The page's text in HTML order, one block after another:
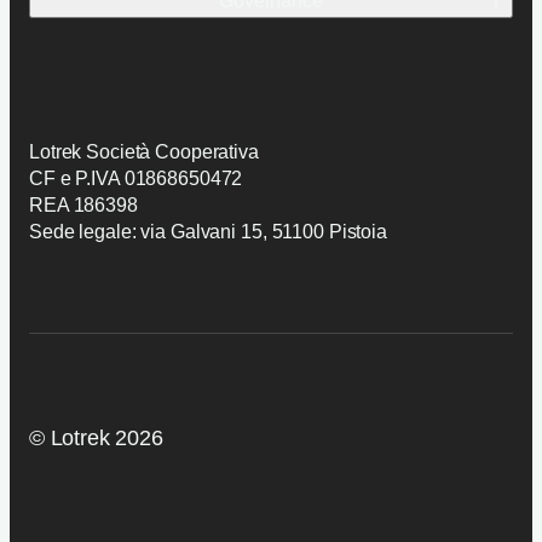
Preventivo
Lotrek Società Cooperativa
CF e P.IVA 01868650472
REA 186398
Sede legale: via Galvani 15, 51100 Pistoia
© Lotrek 2026